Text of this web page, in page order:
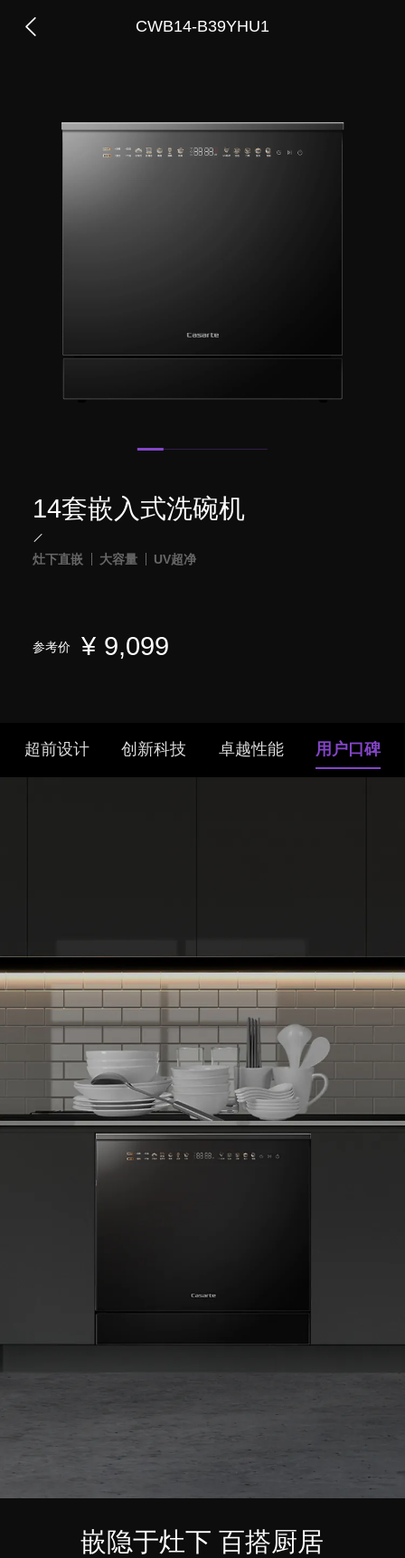
CWB14-B39YHU1
14套嵌入式洗碗机
灶下直嵌 大容量 UV超净
参考价 ¥ 9,099
超前设计 创新科技 卓越性能 用户口碑
嵌隐于灶下 百搭厨居